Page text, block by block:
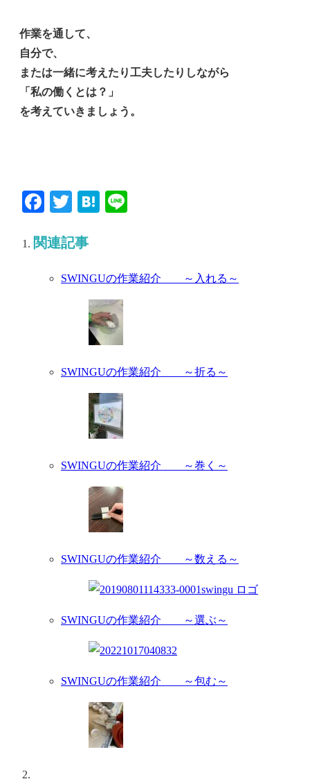
作業を通して、
自分で、
または一緒に考えたり工夫したりしながら
「私の働くとは？」
を考えていきましょう。
Facebook
TwitterHatena
関連記事
SWINGUの作業紹介 ～入れる～
SWINGUの作業紹介 ～折る～
SWINGUの作業紹介 ～巻く～
SWINGUの作業紹介 ～数える～
SWINGUの作業紹介 ～選ぶ～
SWINGUの作業紹介 ～包む～